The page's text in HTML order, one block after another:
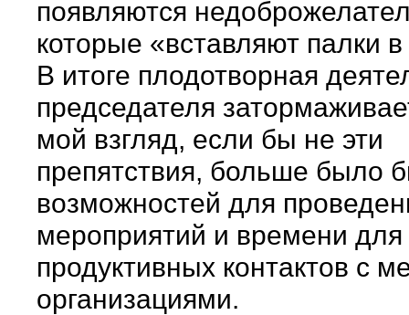
появляются
которые «вставляют палки
В итоге плодотворная
председателя
мой взгляд, если бы не эти
препятствия, больше было
возможностей для
мероприятий и времени для
продуктивных контактов с
организациями.